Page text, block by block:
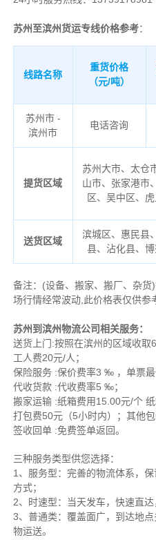
苏州至滨州货运专线价格参考：
线路名称
重货价格
（元/吨）
苏州市 -
滨州市
电话咨询
提货区域
苏州大市、太仓
山市、张家港市
区、吴中区、
送货区域
滨城区、惠民县
县、沾化县、
备注： (设备、搬家、搬厂、杂
场行情经常波动,此价格表仅供参
苏州到滨州物流公司相关服务：
送货上门:按照在滨州的区域收
工人费20元/人；
保险服务 :保价费率3 ‰ ，单票最
代收货款 :代收费率5 ‰；
搬家运输 :纸箱费用15.00元/个
打包费50元（5小时内）；其他包
签收回单 :免费签单返回。
三种服务类型供您选择：
1、服务型：完善的物流体系，
方式；
2、时速型：当天发车，快速直达
3、普通类：覆盖面广，到达地
物运送。